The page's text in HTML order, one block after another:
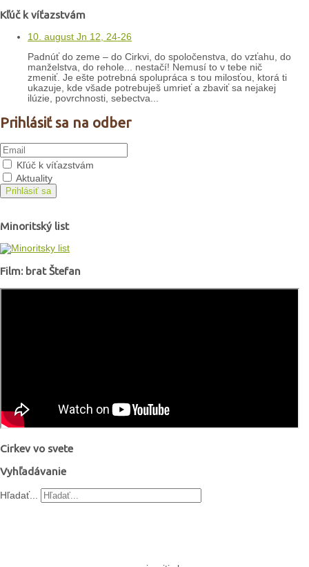
Kľúč k víťazstvám
10. august Jn 12, 24-26
Padnúť do zeme – do Cirkvi, do spoločenstva, do vzťahu, do
manželstva, do rehole... nestačí! Nemusí to v tebe nič
zmeniť. Je ešte potrebná spolupráca s tou milosťou, ktorá ti
ukazuje, kde všade potrebuješ umrieť a zbaviť sa nejakej
ilúzie, povrchnosti, sebectva...
Prihlásiť sa na odber
Kľúč k víťazstvám
Aktuality
Prihlásiť sa
Minoritský list
Film: brat Štefan
Cirkev vo svete
Vyhľadávanie
Hľadať...